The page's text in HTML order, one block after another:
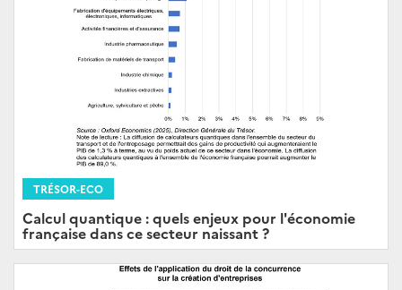
TRÉSOR-ECO
Calcul quantique : quels enjeux pour l'économie
française dans ce secteur naissant ?